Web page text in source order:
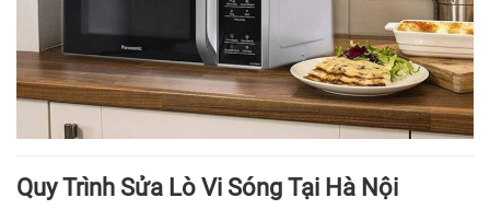
Quy Trình Sửa Lò Vi Sóng Tại Hà Nội